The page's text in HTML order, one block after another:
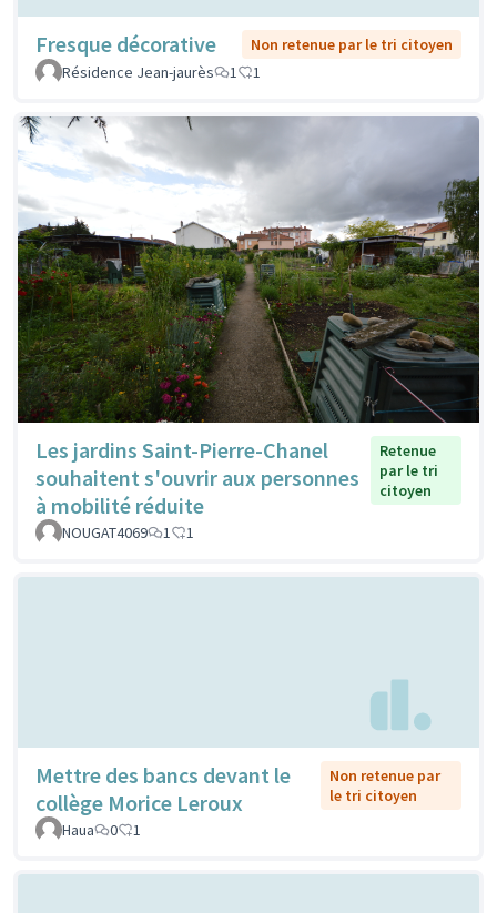
Fresque décorative
Non retenue par le tri citoyen
Résidence Jean-jaurès
1 1
Les jardins Saint-Pierre-Chanel
souhaitent s'ouvrir aux personnes
à mobilité réduite
Retenue
par le tri
citoyen
NOUGAT4069 1 1
Mettre des bancs devant le
collège Morice Leroux
Non retenue par
le tri citoyen
Haua
0 1